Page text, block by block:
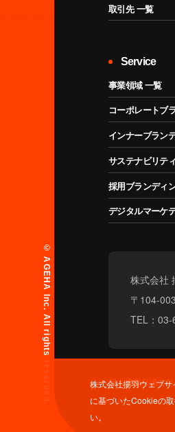
取引先 一覧
Service
事業領域 一覧
コーポレートブ
インナーブラン
サステナビリテ
採用ブランディ
デジタルマーケ
株式会社
〒104-
TEL：
個人情報保護方針
© AGEHA Inc. All rights reserved.
株式会社揚羽ウェブ
に基づいたCookieの
い。